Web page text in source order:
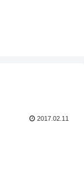
2017.02.11